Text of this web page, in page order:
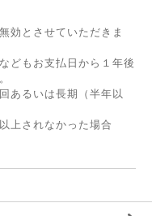
効とさせていただきま
どもお支払日から１年後
あるいは長期（半年以
上されなかった場合